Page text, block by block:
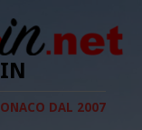
DAL 2007